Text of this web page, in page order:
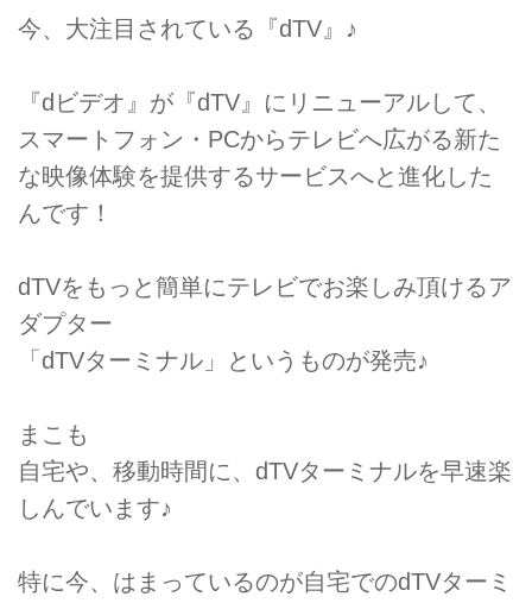
今、大注目されている『dTV』♪
『dビデオ』が『dTV』にリニューアルして、
スマートフォン・PCからテレビへ広がる新た
な映像体験を提供するサービスへと進化した
んです！
dTVをもっと簡単にテレビでお楽しみ頂けるア
ダプター
「dTVターミナル」というものが発売♪
まこも
自宅や、移動時間に、dTVターミナルを早速楽
しんでいます♪
特に今、はまっているのが自宅でのdTVターミ